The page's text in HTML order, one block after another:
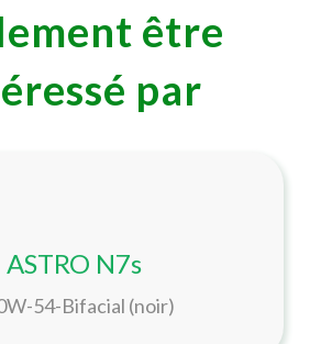
être
par
ASTRO N7s
54-Bifacial (noir)